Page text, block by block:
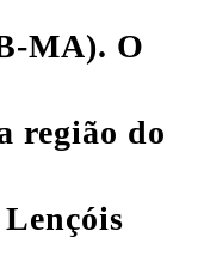
MA). O
região do